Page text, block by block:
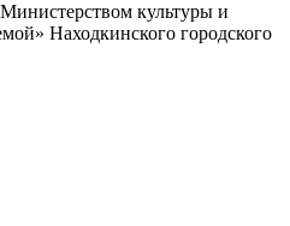
культуры и
Находкинского городского